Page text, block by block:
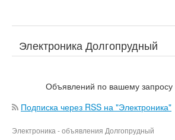
Электроника Долгопрудный
Объявлений по вашему
Подписка через RSS на "Электроника"
Электроника - объявления Долгопрудный